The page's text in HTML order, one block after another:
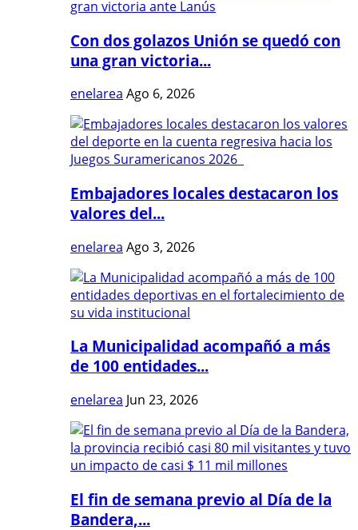
Con dos golazos Unión se quedó con
una gran victoria...
enelarea Ago 6, 2026
Embajadores locales destacaron los
valores del...
enelarea Ago 3, 2026
La Municipalidad acompañó a más
de 100 entidades...
enelarea Jun 23, 2026
El fin de semana previo al Día de la
Bandera,...